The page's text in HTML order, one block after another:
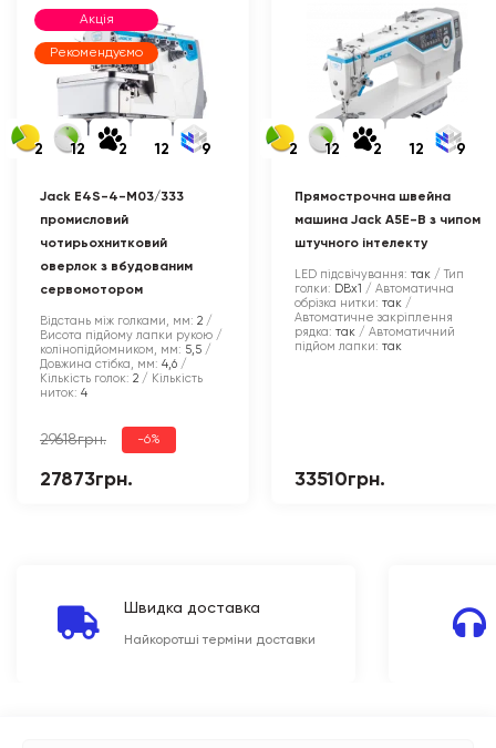
Акція
Рекомендуємо
2 12 2 12 9
Jack E4S-4-M03/333
промисловий
чотирьохнитковий
оверлок з вбудованим
сервомотором
Відстань між голками, мм: 2
Висота підйому лапки рукою /
колінопідйомником, мм: 5,5
Довжина стібка, мм: 4,6
Кількість голок: 2
Кількість
ниток: 4
29618грн. -6%
27873грн.
2 12 2 12 9
Прямострочна швейна
машина Jack A5E-B з чипом
штучного інтелекту
LED підсвічування: так
Тип
голки: DBx1
Автоматична
обрізка нитки: так
Автоматичне закріплення
рядка: так
Автоматичний
підйом лапки: так
33510грн.
Швидка доставка
Найкоротші терміни доставки